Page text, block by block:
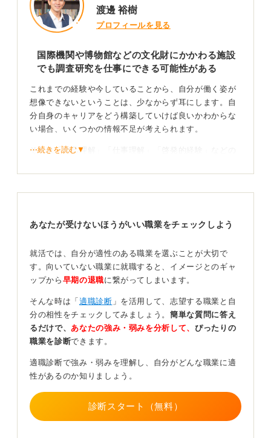
渡邊 裕樹
プロフィールを見る
国際機関や博物館などの文化財にかかわる施設
でも調査研究を仕事にできる可能性がある
これまでの経験や今していることから、自分が働く姿が
想像できないということは、少なからず耳にします。自
分自身のキャリアをどう構築していけば良いかわからな
い場合、いくつかの情報不足が考えられます。
それは「自己理解」「仕事理解」「啓発的経験」などの
ることが多い」と書いてあり、自己理解とはこういうこ
学教授になる」ということはもちろんそうです。しかし
大学以外にも、たとえばシンクタンクや国際機関、博物
館など文化財にかかわる施設や組織など、こういった環
ます。
これらの仕事に関してさらに詳しく調査をして、実際に
自分がイメージしている仕事ができそうなのかどうかを
インターンシップやOB・OG訪問で仕事の具体的な
イメージをつかもう
最後に、啓発的経験とは「仕事とはこういうことだ」と
⋯続きを読む▼
あなたが受けないほうがいい職業をチェックしよう
就活では、自分が適性のある職業を選ぶことが大切で
す。向いていない職業に就職すると、イメージとのギャ
ップから 早期の退職に繋がってしまいます。
そんな時は「 適職診断 」を活用して、志望する職業と自
分の相性をチェックしてみましょう。簡単な質問に答え
るだけで、 あなたの強み・弱みを分析して、 ぴったりの
職業を診断できます。
適職診断で強み・弱みを理解し、自分がどんな職業に適
性があるのか知りましょう。
診断スタート（無料）